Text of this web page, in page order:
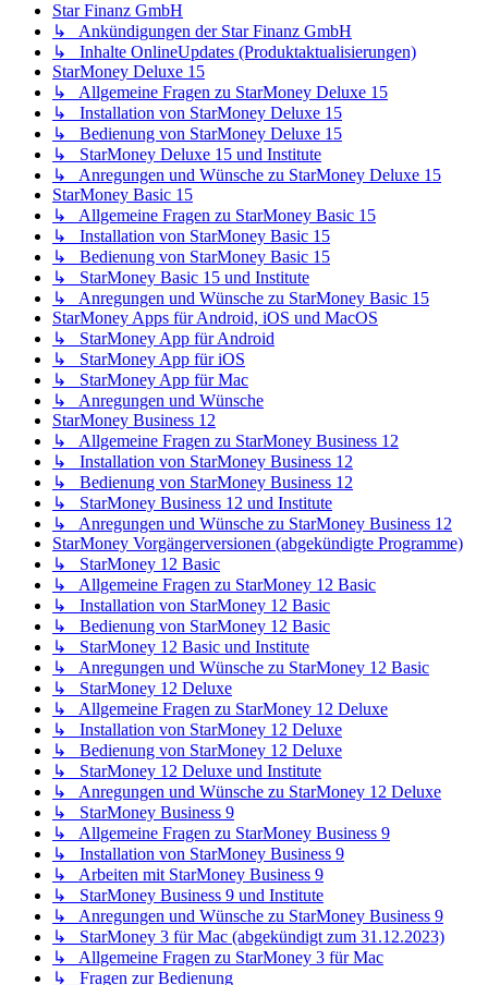
Star Finanz GmbH
↳ Ankündigungen der Star Finanz GmbH
↳ Inhalte OnlineUpdates (Produktaktualisierungen)
StarMoney Deluxe 15
↳ Allgemeine Fragen zu StarMoney Deluxe 15
↳ Installation von StarMoney Deluxe 15
↳ Bedienung von StarMoney Deluxe 15
↳ StarMoney Deluxe 15 und Institute
↳ Anregungen und Wünsche zu StarMoney Deluxe 15
StarMoney Basic 15
↳ Allgemeine Fragen zu StarMoney Basic 15
↳ Installation von StarMoney Basic 15
↳ Bedienung von StarMoney Basic 15
↳ StarMoney Basic 15 und Institute
↳ Anregungen und Wünsche zu StarMoney Basic 15
StarMoney Apps für Android, iOS und MacOS
↳ StarMoney App für Android
↳ StarMoney App für iOS
↳ StarMoney App für Mac
↳ Anregungen und Wünsche
StarMoney Business 12
↳ Allgemeine Fragen zu StarMoney Business 12
↳ Installation von StarMoney Business 12
↳ Bedienung von StarMoney Business 12
↳ StarMoney Business 12 und Institute
↳ Anregungen und Wünsche zu StarMoney Business 12
StarMoney Vorgängerversionen (abgekündigte Programme)
↳ StarMoney 12 Basic
↳ Allgemeine Fragen zu StarMoney 12 Basic
↳ Installation von StarMoney 12 Basic
↳ Bedienung von StarMoney 12 Basic
↳ StarMoney 12 Basic und Institute
↳ Anregungen und Wünsche zu StarMoney 12 Basic
↳ StarMoney 12 Deluxe
↳ Allgemeine Fragen zu StarMoney 12 Deluxe
↳ Installation von StarMoney 12 Deluxe
↳ Bedienung von StarMoney 12 Deluxe
↳ StarMoney 12 Deluxe und Institute
↳ Anregungen und Wünsche zu StarMoney 12 Deluxe
↳ StarMoney Business 9
↳ Allgemeine Fragen zu StarMoney Business 9
↳ Installation von StarMoney Business 9
↳ Arbeiten mit StarMoney Business 9
↳ StarMoney Business 9 und Institute
↳ Anregungen und Wünsche zu StarMoney Business 9
↳ StarMoney 3 für Mac (abgekündigt zum 31.12.2023)
↳ Allgemeine Fragen zu StarMoney 3 für Mac
↳ Fragen zur Bedienung